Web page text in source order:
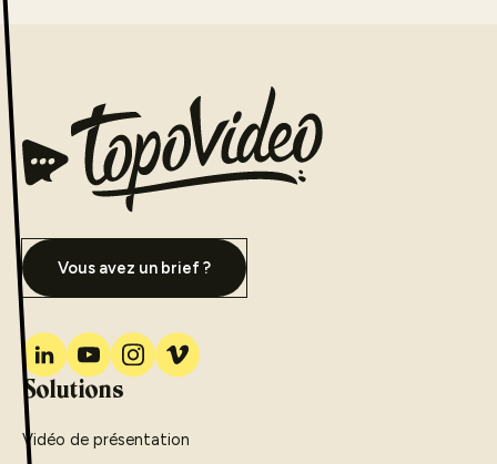
Vous avez un brief ?
Solutions
Vidéo de présentation